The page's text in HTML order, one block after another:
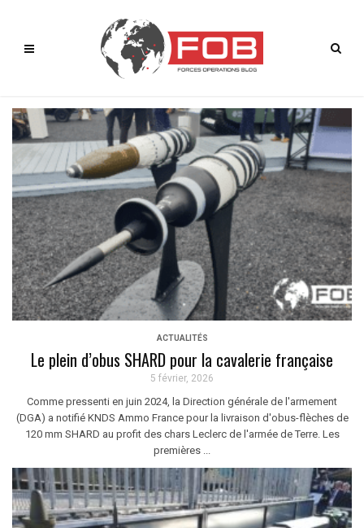
ACTUALITÉS
Le plein d’obus SHARD pour la cavalerie française
5 février, 2026
Comme pressenti en juin 2024, la Direction générale de l'armement
(DGA) a notifié KNDS Ammo France pour la livraison d'obus-flèches de
120 mm SHARD au profit des chars Leclerc de l'armée de Terre. Les
premières ...